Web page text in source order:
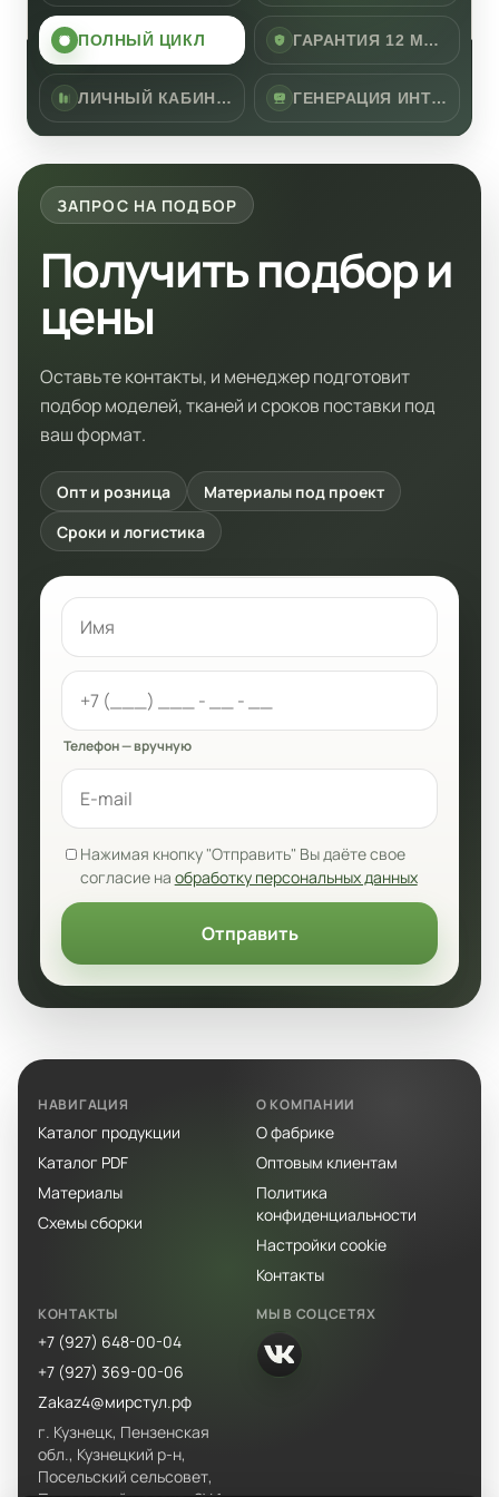
ПОЛНЫЙ ЦИКЛ ГАРАНТИЯ 12 МЕСЯЦЕВ
ЛИЧНЫЙ КАБИНЕТ ГЕНЕРАЦИЯ
ЗАПРОС НА ПОДБОР
Получить подбор и
цены
Оставьте контакты, и менеджер подготовит
подбор моделей, тканей и сроков поставки под
ваш формат.
Опт и розница
Материалы под проект
Сроки и логистика
Телефон — вручную
Нажимая кнопку "Отправить" Вы даёте свое
согласие на обработку персональных данных
Отправить
НАВИГАЦИЯ
Каталог продукции
Каталог PDF
Материалы
Схемы сборки
О КОМПАНИИ
О фабрике
Оптовым клиентам
Политика
конфиденциальности
Настройки cookie
Контакты
КОНТАКТЫ
+7 (927) 648-00-04
+7 (927) 369-00-06
Zakaz4@мирстул.рф
г. Кузнецк, Пензенская
обл., Кузнецкий р-н,
Посельский сельсовет,
МЫ В СОЦСЕТЯХ